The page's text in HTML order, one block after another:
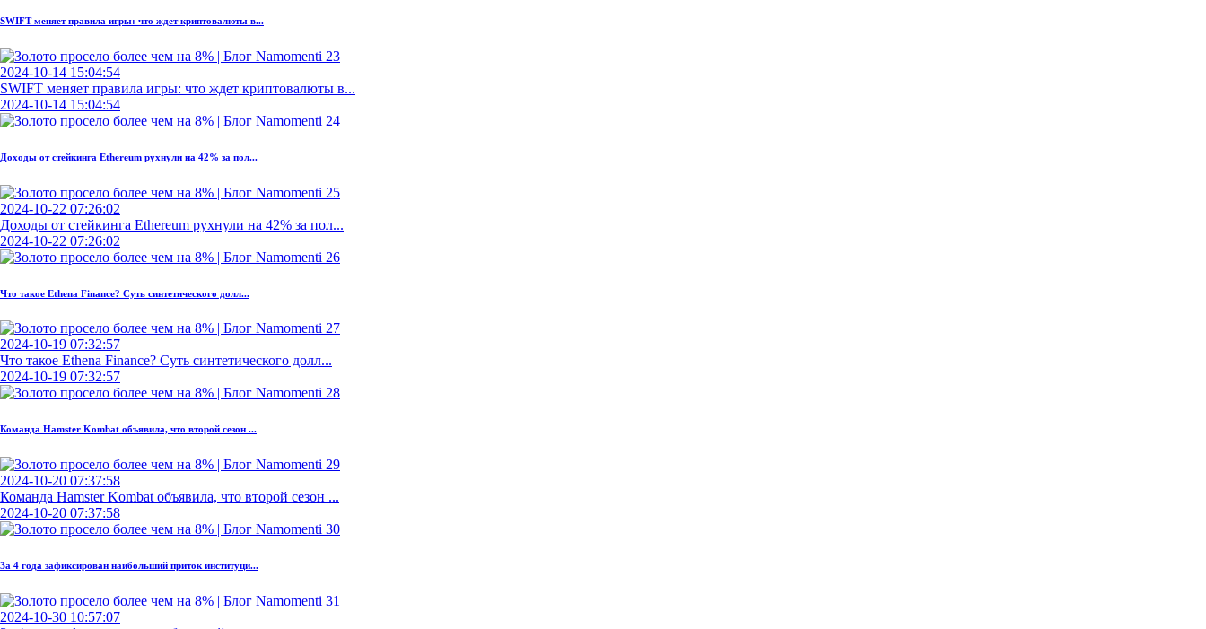
SWIFT меняет правила игры: что ждет криптовалюты в...
2024-10-14 15:04:54
SWIFT меняет правила игры: что ждет криптовалюты в...
2024-10-14 15:04:54
Доходы от стейкинга Ethereum рухнули на 42% за пол...
2024-10-22 07:26:02
Доходы от стейкинга Ethereum рухнули на 42% за пол...
2024-10-22 07:26:02
Что такое Ethena Finance? Суть синтетического долл...
2024-10-19 07:32:57
Что такое Ethena Finance? Суть синтетического долл...
2024-10-19 07:32:57
Команда Hamster Kombat объявила, что второй сезон ...
2024-10-20 07:37:58
Команда Hamster Kombat объявила, что второй сезон ...
2024-10-20 07:37:58
За 4 года зафиксирован наибольший приток институци...
2024-10-30 10:57:07